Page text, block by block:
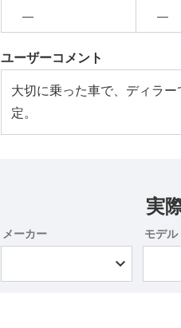
― ―
ユーザーコメント
大切に乗った車で、ディラ
定。
実
メーカー モデル